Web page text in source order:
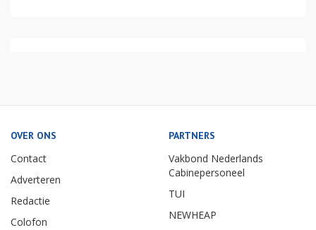
OVER ONS
Contact
Adverteren
Redactie
Colofon
PARTNERS
Vakbond Nederlands
Cabinepersoneel
TUI
NEWHEAP